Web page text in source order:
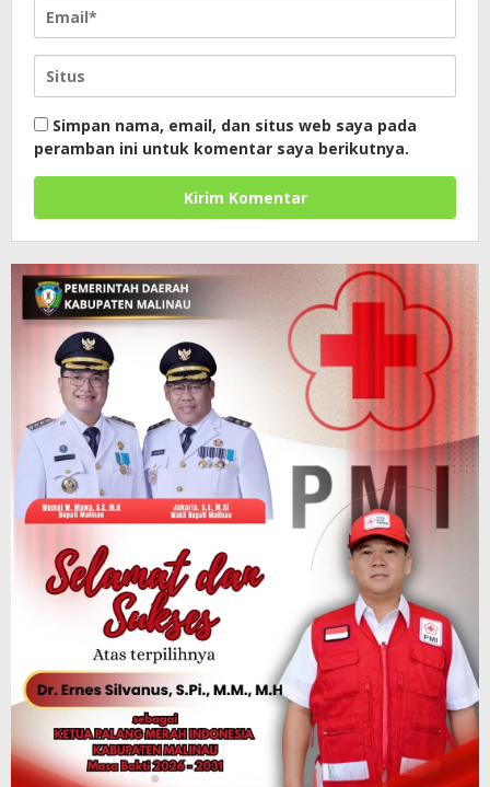
Simpan nama, email, dan situs web saya pada
peramban ini untuk komentar saya berikutnya.